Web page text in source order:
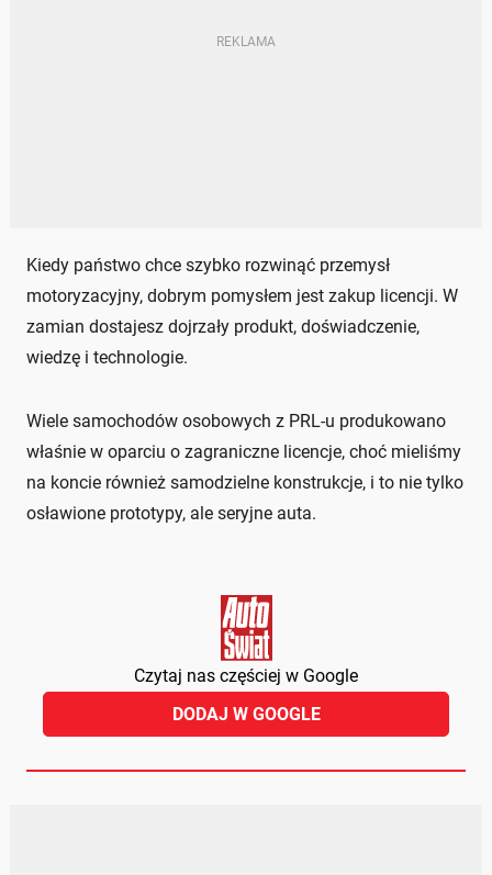
Kiedy państwo chce szybko rozwinąć przemysł
motoryzacyjny, dobrym pomysłem jest zakup licencji. W
zamian dostajesz dojrzały produkt, doświadczenie,
wiedzę i technologie.
Wiele samochodów osobowych z PRL-u produkowano
właśnie w oparciu o zagraniczne licencje, choć mieliśmy
na koncie również samodzielne konstrukcje, i to nie tylko
osławione prototypy, ale seryjne auta.
Czytaj nas częściej w Google
DODAJ W GOOGLE